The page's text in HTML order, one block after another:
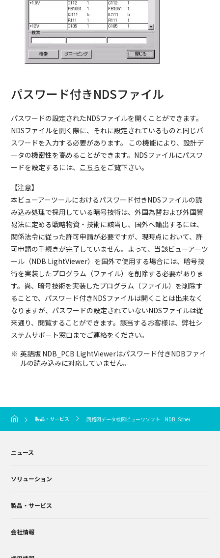
パスワード付きNDSファイル
パスワードの設定されたNDSファイルを開くことができます。
NDSファイルを開く際に、それに設定されているものと同じパ
スワードを入力する必要があります。 この機能により、設計デ
ータの機密性を高めることができます。NDSファイルにパスワ
ードを設定するには、 こちらをご覧下さい。
【注意】
本ビューアーツールにおけるパスワード付きNDSファイルの読
み込み処理で採用している暗号技術は、外国為替および外国貿
易法に定める戦略物資・技術に該当し、国外へ輸出するには、
関係法令に従った許可申請が必要ですが、現時点において、許
可申請の手続きが完了していません。よって、当該ビューアーツ
ール（NDB LightViewer）を国外で使用する場合には、暗号技
術を実装したプログラム（ファイル）を削除する必要がありま
す。尚、暗号技術を実装したプログラム（ファイル）を削除す
ることで、パスワード付きNDSファイルは開くことは出来なく
なりますが、パスワードの設定されていないNDSファイルは従
来通り、閲覧することができます。該当するお客様は、弊社シ
ステムサポート窓口までご連絡をください。
英語版 NDB_PCB LightViewerはパスワード付きNDBファイ
ルの読み込みに対応していません。
製品・サービス 回路図データ検図ビューワソフト NDB_Schematic
ニュース
ソリューション
製品・サービス
会社情報